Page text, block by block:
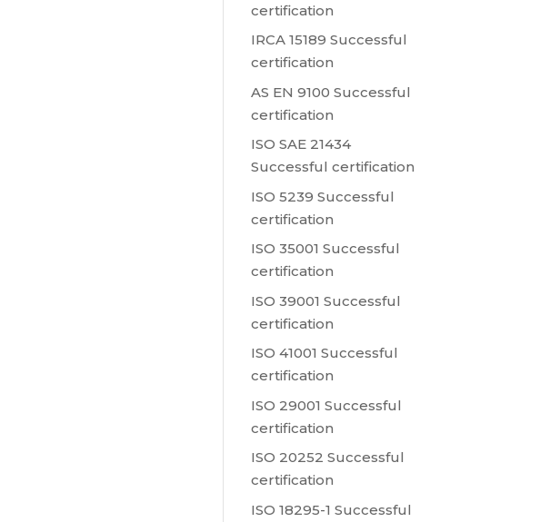
certification
IRCA 15189 Successful
certification
AS EN 9100 Successful
certification
ISO SAE 21434
Successful certification
ISO 5239 Successful
certification
ISO 35001 Successful
certification
ISO 39001 Successful
certification
ISO 41001 Successful
certification
ISO 29001 Successful
certification
ISO 20252 Successful
certification
ISO 18295-1 Successful